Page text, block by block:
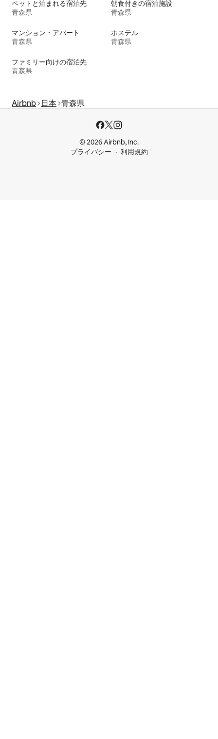
ペットと泊まれる宿泊先
青森県
朝食付きの宿泊施設
青森県
マンション・アパート
青森県
ホステル
青森県
ファミリー向けの宿泊先
青森県
Airbnb 日本 青森県
© 2026 Airbnb, Inc.
プライバシー
利用規約